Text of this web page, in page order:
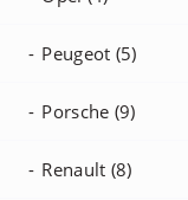
Peugeot (5)
Porsche (9)
Renault (8)